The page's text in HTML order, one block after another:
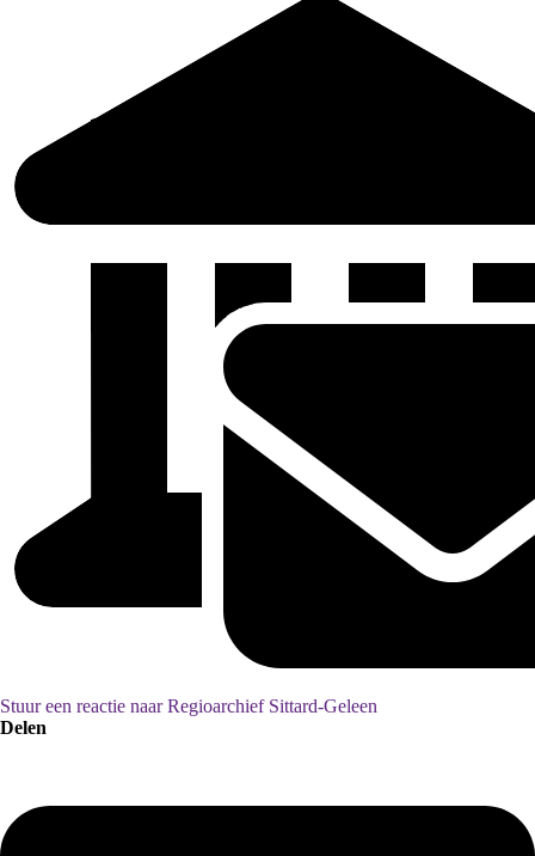
Stuur een reactie naar Regioarchief Sittard-Geleen
Delen